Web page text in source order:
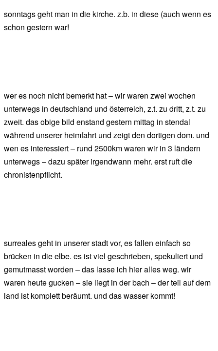
chef
sonntags geht man in die kirche. z.b. in diese (auch wenn es
schon gestern war!
wer es noch nicht bemerkt hat – wir waren zwei wochen
unterwegs in deutschland und österreich, z.t. zu dritt, z.t. zu
zweit. das obige bild enstand gestern mittag in stendal
während unserer heimfahrt und zeigt den dortigen dom. und
wen es interessiert – rund 2500km waren wir in 3 ländern
unterwegs – dazu später irgendwann mehr. erst ruft die
chronistenpflicht.
surreales geht in unserer stadt vor, es fallen einfach so
brücken in die elbe. es ist viel geschrieben, spekuliert und
gemutmasst worden – das lasse ich hier alles weg. wir
waren heute gucken – sie liegt in der bach – der teil auf dem
land ist komplett beräumt. und das wasser kommt!